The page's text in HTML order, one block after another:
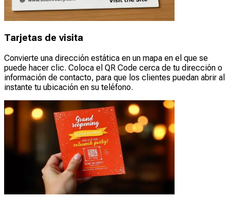
Tarjetas de visita
Convierte una dirección estática en un mapa en el que se
puede hacer clic. Coloca el QR Code cerca de tu dirección o
información de contacto, para que los clientes puedan abrir al
instante tu ubicación en su teléfono.